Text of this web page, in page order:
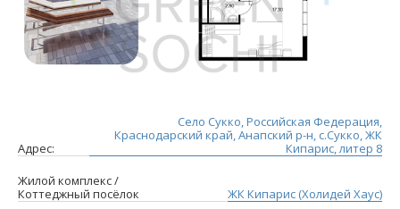
Адрес:
Село Сукко, Российская Федерация,
Краснодарский край, Анапский р-н, с.Сукко, ЖК
Кипарис, литер 8
Жилой комплекс /
Коттеджный посёлок
ЖК Кипарис (Холидей Хаус)